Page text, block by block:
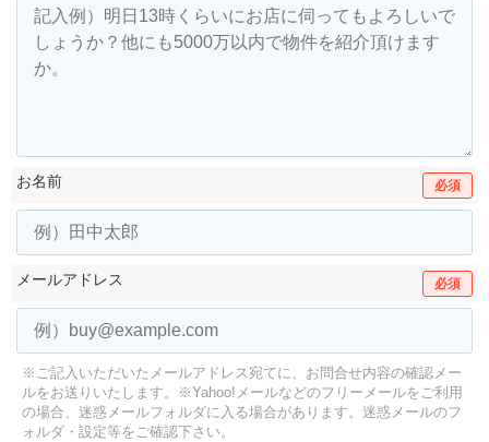
お名前 必須
メールアドレス 必須
※ご記入いただいたメールアドレス宛てに、お問合せ内容の確認メー
ルをお送りいたします。
※Yahoo!メールなどのフリーメールをご利用
の場合、迷惑メールフォルダに入る場合があります。 迷惑メールのフ
ォルダ・設定等をご確認下さい。